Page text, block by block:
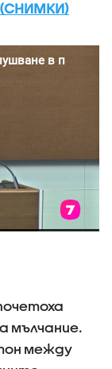
(СНИМКИ)
мълчание.
между